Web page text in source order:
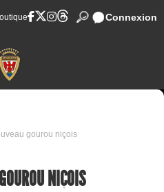
Connexion
gourou niçois
NIÇOIS